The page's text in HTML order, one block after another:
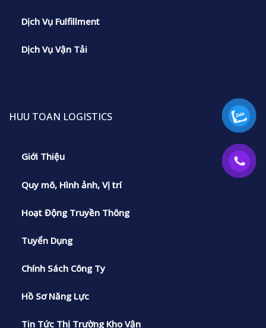
Dịch Vụ Fulfillment
Dịch Vụ Vận Tải
HUU TOAN LOGISTICS
Giới Thiệu
Quy mô, Hình ảnh, Vị trí
Hoạt Động Truyền Thông
Tuyển Dụng
Chính Sách Công Ty
Hồ Sơ Năng Lực
Tin Tức Thị Trường Kho Vận